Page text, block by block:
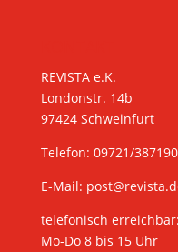
REVISTA e.K.
Londonstr. 14b
97424 Schweinfurt
Telefon: 09721/387190
E-Mail:
telefonisch erreichbar:
Mo-Do 8 bis 15 Uhr